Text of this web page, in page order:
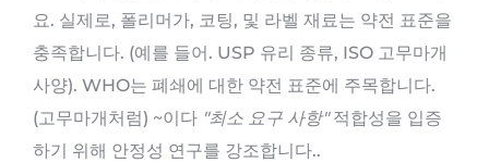
요. 실제로, 폴리머가, 코팅, 및 라벨 재료는 약전 표준을
충족합니다. (예를 들어. USP 유리 종류, ISO 고무마개
사양). WHO는 폐쇄에 대한 약전 표준에 주목합니다.
(고무마개처럼) ~이다 "최소 요구 사항"적합성을 입증
하기 위해 안정성 연구를 강조합니다..